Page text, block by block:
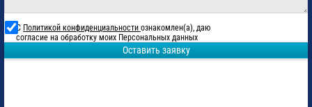
С Политикой конфиденциальности ознакомлен(а), даю
согласие на обработку моих Персональных данных
Оставить заявку